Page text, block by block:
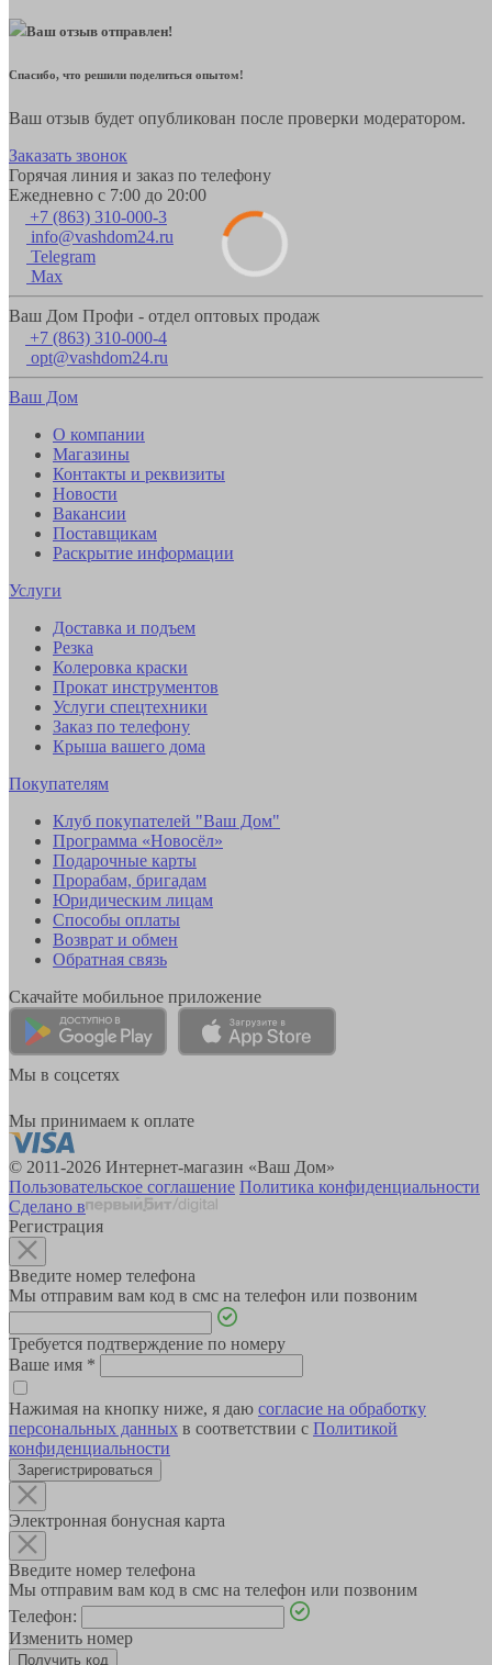
Ваш отзыв отправлен!
Спасибо, что решили поделиться опытом!
Ваш отзыв будет опубликован после проверки модератором.
Заказать звонок
Горячая линия и заказ по телефону
Ежедневно с 7:00 до 20:00
+7 (863) 310-000-3
info@vashdom24.ru
Telegram
Max
Ваш Дом Профи - отдел оптовых продаж
+7 (863) 310-000-4
opt@vashdom24.ru
Ваш Дом
О компании
Магазины
Контакты и реквизиты
Новости
Вакансии
Поставщикам
Раскрытие информации
Услуги
Доставка и подъем
Резка
Колеровка краски
Прокат инструментов
Услуги спецтехники
Заказ по телефону
Крыша вашего дома
Покупателям
Клуб покупателей "Ваш Дом"
Программа «Новосёл»
Подарочные карты
Прорабам, бригадам
Юридическим лицам
Способы оплаты
Возврат и обмен
Обратная связь
Скачайте мобильное приложение
Мы в соцсетях
Мы принимаем к оплате
© 2011-2026 Интернет-магазин «Ваш Дом»
Пользовательское соглашение Политика конфиденциальности
Сделано в
Регистрация
Введите номер телефона
Мы отправим вам код в смс на телефон или позвоним
Требуется подтверждение по номеру
Ваше имя *
Нажимая на кнопку ниже, я даю согласие на обработку
персональных данных в соответствии с Политикой
конфиденциальности
Зарегистрироваться
Электронная бонусная карта
Введите номер телефона
Мы отправим вам код в смс на телефон или позвоним
Телефон:
Изменить номер